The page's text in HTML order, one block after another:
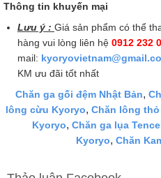
Thông tin khuyến mại
Lưu ý : Giá sản phẩm có thể
hàng vui lòng liên hệ 0912 232
mail:
KM ưu đãi tốt nhất
Chăn ga gối đệm Nhật Bản,
lông cừu Kyoryo, Chăn lông
Kyoryo, Chăn ga lụa
Kyoryo, Chăn